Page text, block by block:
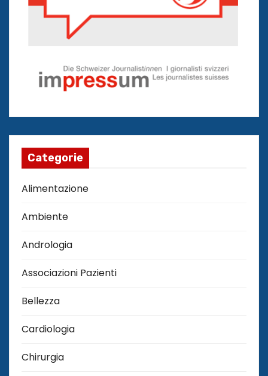
Categorie
Alimentazione
Ambiente
Andrologia
Associazioni Pazienti
Bellezza
Cardiologia
Chirurgia